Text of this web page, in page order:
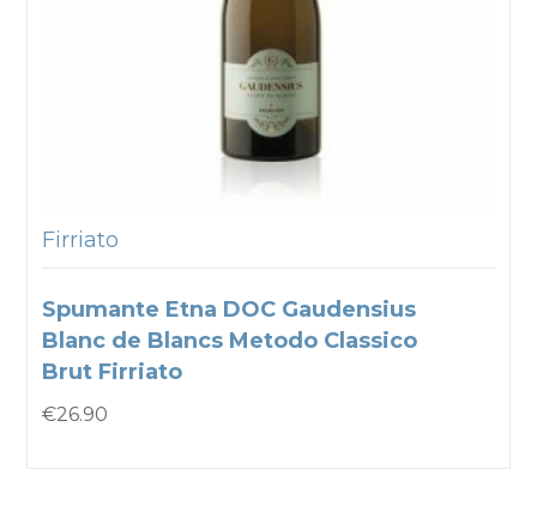
Firriato
Spumante Etna DOC Gaudensius
Blanc de Blancs Metodo Classico
Brut Firriato
€26.90